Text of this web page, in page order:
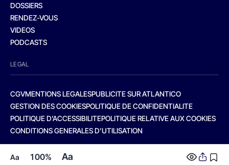
Aa 100% Aa
DOSSIERS
RENDEZ-VOUS
VIDEOS
PODCASTS
LEGAL
CGVMENTIONS LEGALESPUBLICITE SUR ATLANTICO
GESTION DES COOKIESPOLITIQUE DE CONFIDENTIALITE
POLITIQUE D’ACCESSIBILITEPOLITIQUE RELATIVE AUX COOKIES
CONDITIONS GENERALES D’UTILISATION